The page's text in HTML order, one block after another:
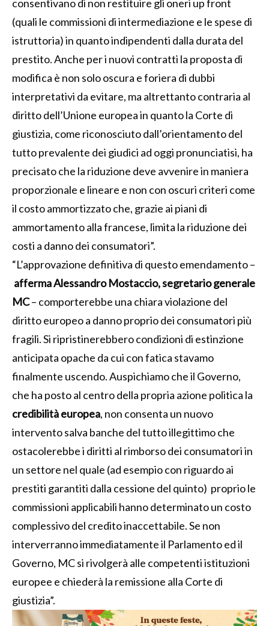
consentivano di non restituire gli oneri up front
(quali le commissioni di intermediazione e le spese di
istruttoria) in quanto indipendenti dalla durata del
prestito. Anche per i nuovi contratti la proposta di
modifica è non solo oscura e foriera di dubbi
interpretativi da evitare, ma altrettanto contraria al
diritto dell’Unione europea in quanto la Corte di
giustizia, come riconosciuto dall’orientamento del
tutto prevalente dei giudici ad oggi pronunciatisi, ha
precisato che la riduzione deve avvenire in maniera
proporzionale e lineare e non con oscuri criteri come
il costo ammortizzato che, grazie ai piani di
ammortamento alla francese, limita la riduzione dei
costi a danno dei consumatori”.
“L’approvazione definitiva di questo emendamento –
afferma Alessandro Mostaccio, segretario generale
MC– comporterebbe una chiara violazione del
diritto europeo a danno proprio dei consumatori più
fragili. Si ripristinerebbero condizioni di estinzione
anticipata opache da cui con fatica stavamo
finalmente uscendo. Auspichiamo che il Governo,
che ha posto al centro della propria azione politica la
credibilità europea, non consenta un nuovo
intervento salva banche del tutto illegittimo che
ostacolerebbe i diritti al rimborso dei consumatori in
un settore nel quale (ad esempio con riguardo ai
prestiti garantiti dalla cessione del quinto) proprio le
commissioni applicabili hanno determinato un costo
complessivo del credito inaccettabile. Se non
interverranno immediatamente il Parlamento ed il
Governo, MC si rivolgerà alle competenti istituzioni
europee e chiederà la remissione alla Corte di
giustizia”.